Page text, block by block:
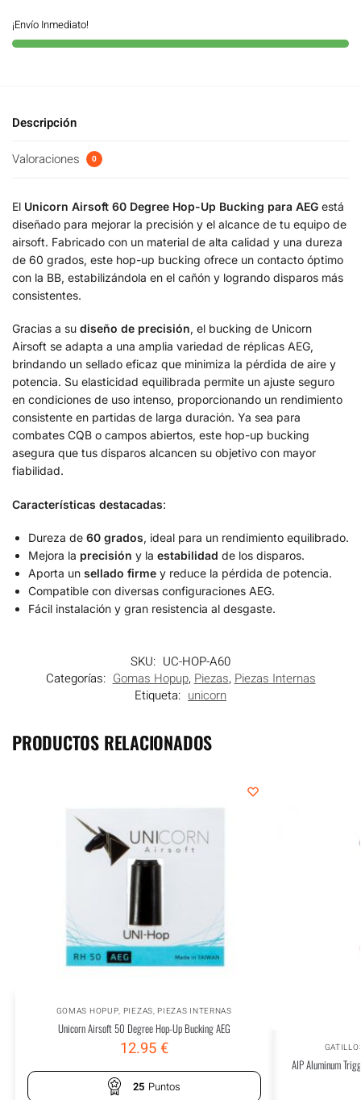
¡Envío Inmediato!
Descripción
Valoraciones 0
El Unicorn Airsoft 60 Degree Hop-Up Bucking para AEG está
diseñado para mejorar la precisión y el alcance de tu equipo de
airsoft. Fabricado con un material de alta calidad y una dureza
de 60 grados, este hop-up bucking ofrece un contacto óptimo
con la BB, estabilizándola en el cañón y logrando disparos más
consistentes.
Gracias a su diseño de precisión, el bucking de Unicorn
Airsoft se adapta a una amplia variedad de réplicas AEG,
brindando un sellado eficaz que minimiza la pérdida de aire y
potencia. Su elasticidad equilibrada permite un ajuste seguro
en condiciones de uso intenso, proporcionando un rendimiento
consistente en partidas de larga duración. Ya sea para
combates CQB o campos abiertos, este hop-up bucking
asegura que tus disparos alcancen su objetivo con mayor
fiabilidad.
Características destacadas:
Dureza de 60 grados, ideal para un rendimiento equilibrado.
Mejora la precisión y la estabilidad de los disparos.
Aporta un sellado firme y reduce la pérdida de potencia.
Compatible con diversas configuraciones AEG.
Fácil instalación y gran resistencia al desgaste.
SKU: UC-HOP-A60
Categorías: Gomas Hopup, Piezas, Piezas Internas
Etiqueta: unicorn
PRODUCTOS RELACIONADOS
GOMAS HOPUP, PIEZAS,PIEZAS INTERNAS
Unicorn Airsoft 50 Degree Hop-Up Bucking AEG
12.95€
25 Puntos
AIP Aluminum